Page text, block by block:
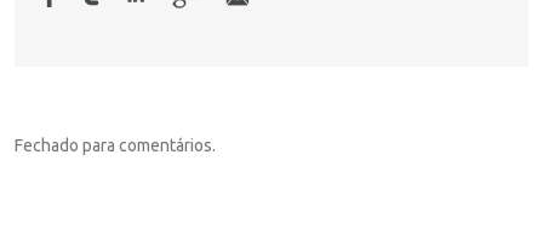
Fechado para comentários.